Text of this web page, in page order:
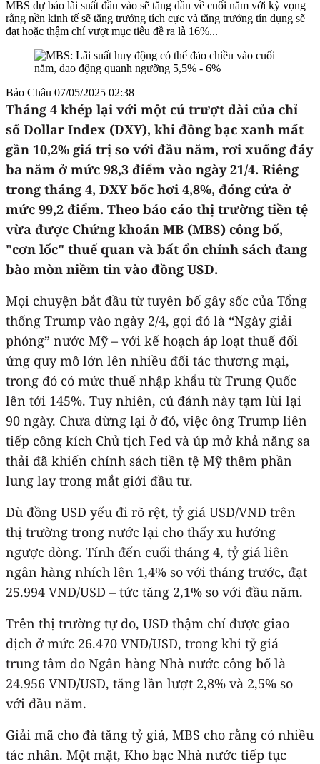
MBS dự báo lãi suất đầu vào sẽ tăng dần về cuối năm với kỳ vọng
rằng nền kinh tế sẽ tăng trưởng tích cực và tăng trưởng tín dụng sẽ
đạt hoặc thậm chí vượt mục tiêu đề ra là 16%...
Bảo Châu 07/05/2025 02:38
Tháng 4 khép lại với một cú trượt dài của chỉ
số Dollar Index (DXY), khi đồng bạc xanh mất
gần 10,2% giá trị so với đầu năm, rơi xuống đáy
ba năm ở mức 98,3 điểm vào ngày 21/4. Riêng
trong tháng 4, DXY bốc hơi 4,8%, đóng cửa ở
mức 99,2 điểm. Theo báo cáo thị trường tiền tệ
vừa được Chứng khoán MB (MBS) công bố,
"cơn lốc" thuế quan và bất ổn chính sách đang
bào mòn niềm tin vào đồng USD.
Mọi chuyện bắt đầu từ tuyên bố gây sốc của Tổng
thống Trump vào ngày 2/4, gọi đó là “Ngày giải
phóng” nước Mỹ – với kế hoạch áp loạt thuế đối
ứng quy mô lớn lên nhiều đối tác thương mại,
trong đó có mức thuế nhập khẩu từ Trung Quốc
lên tới 145%. Tuy nhiên, cú đánh này tạm lùi lại
90 ngày. Chưa dừng lại ở đó, việc ông Trump liên
tiếp công kích Chủ tịch Fed và úp mở khả năng sa
thải đã khiến chính sách tiền tệ Mỹ thêm phần
lung lay trong mắt giới đầu tư.
Dù đồng USD yếu đi rõ rệt, tỷ giá USD/VND trên
thị trường trong nước lại cho thấy xu hướng
ngược dòng. Tính đến cuối tháng 4, tỷ giá liên
ngân hàng nhích lên 1,4% so với tháng trước, đạt
25.994 VND/USD – tức tăng 2,1% so với đầu năm.
Trên thị trường tự do, USD thậm chí được giao
dịch ở mức 26.470 VND/USD, trong khi tỷ giá
trung tâm do Ngân hàng Nhà nước công bố là
24.956 VND/USD, tăng lần lượt 2,8% và 2,5% so
với đầu năm.
Giải mã cho đà tăng tỷ giá, MBS cho rằng có nhiều
tác nhân. Một mặt, Kho bạc Nhà nước tiếp tục